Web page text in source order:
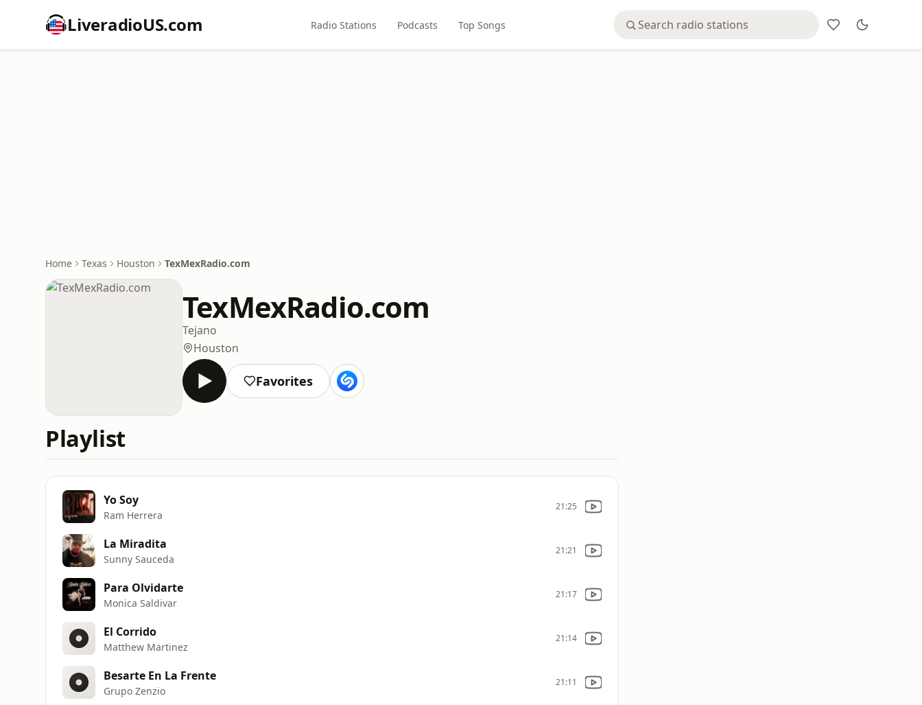
LiveradioUS.com Radio Stations Podcasts Top Songs
Home Texas Houston TexMexRadio.com
TexMexRadio.com
Tejano
Houston
Favorites
Playlist
Yo Soy
Ram Herrera
21:25
La Miradita
Sunny Sauceda
21:21
Para Olvidarte
Monica Saldivar
21:17
El Corrido
Matthew Martinez
21:14
Besarte En La Frente
Grupo Zenzio
21:11